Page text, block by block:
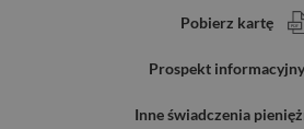
Pobierz kartę
Prospekt informacyjny
Inne świadczenia